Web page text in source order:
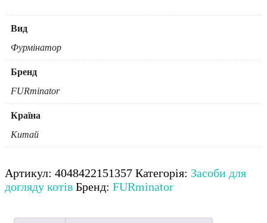
Вид
Фурмінатор
Бренд
FURminator
Країна
Китай
Артикул: 4048422151357 Категорія: Засоби для
догляду котів Бренд: FURminator